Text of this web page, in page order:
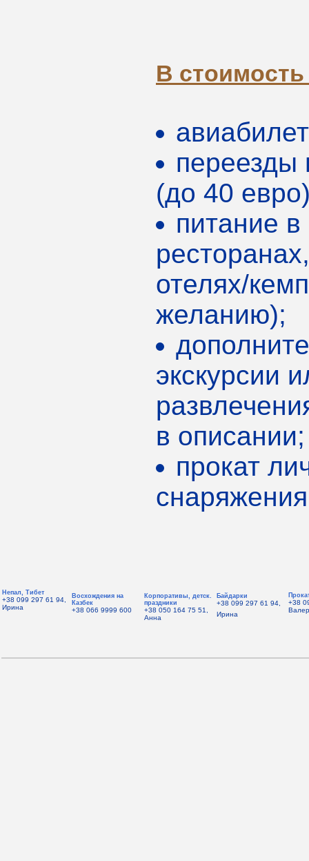
В
переезды
(до 40
питание
отелях/
желанию);
экскурсии
в описании;
прокат
Непал, Тибет
+38 099 297 61 94,
Ирина
Восхождения на
Казбек
+38 066 9999 600
Корпоративы, детск.
праздники
+38 050 164 75 51,
Анна
Байдарки
+38 099 297 61 94,
Ирина
+38